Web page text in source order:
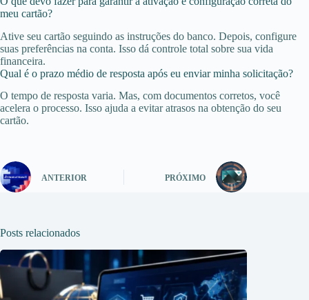
meu cartão?
Ative seu cartão seguindo as instruções do banco. Depois, configure
suas preferências na conta. Isso dá controle total sobre sua vida
financeira.
Qual é o prazo médio de resposta após eu enviar minha solicitação?
O tempo de resposta varia. Mas, com documentos corretos, você
acelera o processo. Isso ajuda a evitar atrasos na obtenção do seu
cartão.
ANTERIOR PRÓXIMO
Posts relacionados